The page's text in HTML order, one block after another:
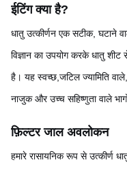
ईटिंग क्या है?
धातु उत्कीर्णन एक सटीक, घटाने
विज्ञान का उपयोग करके धातु
है। यह स्वच्छ,जटिल ज्यामिति
नाजुक और उच्च सहिष्णुता वाले
फ़िल्टर जाल अवलोकन
हमारे रासायनिक रूप से उत्कीर्ण